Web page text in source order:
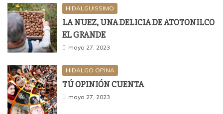
HIDALGUISSIMO
LA NUEZ, UNA DELICIA DE ATOTONILCO
EL GRANDE
mayo 27, 2023
HIDALGO OPINA
TÚ OPINIÓN CUENTA
mayo 27, 2023